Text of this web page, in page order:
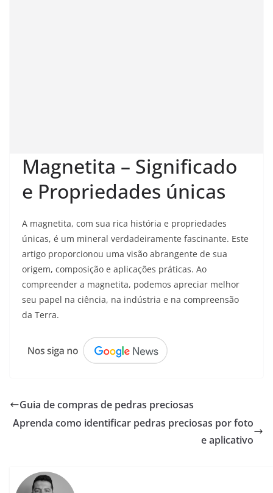
Magnetita – Significado
e Propriedades únicas
A magnetita, com sua rica história e propriedades
únicas, é um mineral verdadeiramente fascinante. Este
artigo proporcionou uma visão abrangente de sua
origem, composição e aplicações práticas. Ao
compreender a magnetita, podemos apreciar melhor
seu papel na ciência, na indústria e na compreensão
da Terra.
Guia de compras de pedras preciosas
Aprenda como identificar pedras preciosas por foto
e aplicativo